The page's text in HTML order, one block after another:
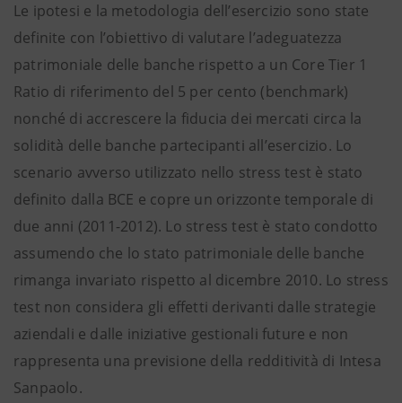
Le ipotesi e la metodologia dell’esercizio sono state
definite con l’obiettivo di valutare l’adeguatezza
patrimoniale delle banche rispetto a un Core Tier 1
Ratio di riferimento del 5 per cento (benchmark)
nonché di accrescere la fiducia dei mercati circa la
solidità delle banche partecipanti all’esercizio. Lo
scenario avverso utilizzato nello stress test è stato
definito dalla BCE e copre un orizzonte temporale di
due anni (2011-2012). Lo stress test è stato condotto
assumendo che lo stato patrimoniale delle banche
rimanga invariato rispetto al dicembre 2010. Lo stress
test non considera gli effetti derivanti dalle strategie
aziendali e dalle iniziative gestionali future e non
rappresenta una previsione della redditività di Intesa
Sanpaolo.